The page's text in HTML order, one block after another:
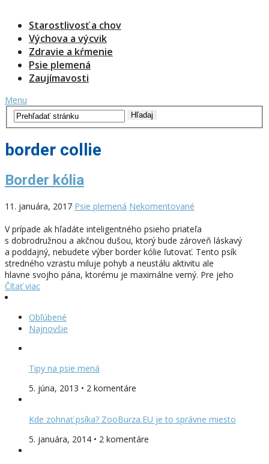
Starostlivosť a chov
Výchova a výcvik
Zdravie a kŕmenie
Psie plemená
Zaujímavosti
Menu
border collie
Border kólia
11. januára, 2017 Psie plemená Nekomentované
V prípade ak hľadáte inteligentného psieho priateľa
s dobrodružnou a akčnou dušou, ktorý bude zároveň láskavý
a poddajný, nebudete výber border kólie ľutovať. Tento psík
stredného vzrastu miluje pohyb a neustálu aktivitu ale
hlavne svojho pána, ktorému je maximálne verný. Pre jeho
Čítať viac
Obľúbené
Najnovšie
Tipy na psie mená
5. júna, 2013 • 2 komentáre
Kde zohnať psíka? ZooBurza.EU je to správne miesto
5. januára, 2014 • 2 komentáre